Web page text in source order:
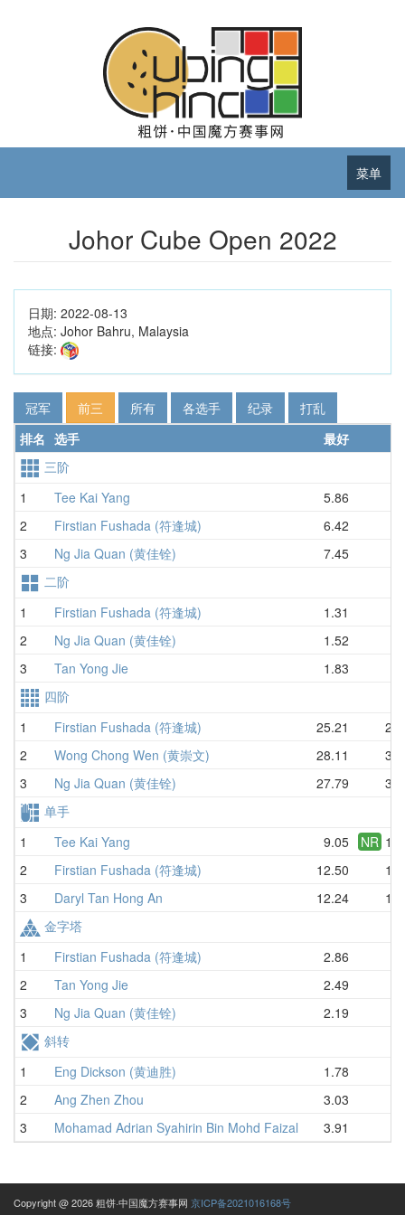
菜单
Johor Cube Open 2022
日期: 2022-08-13
地点: Johor Bahru, Malaysia
链接:
冠军 前三 所有 各选手 纪录
打乱
排名 选手 最好
三阶
1
Tee Kai Yang 5.86
2
Firstian Fushada (符逢城) 6.42
3
Ng Jia Quan (黄佳铨) 7.45
二阶
1
Firstian Fushada (符逢城) 1.31
2
Ng Jia Quan (黄佳铨) 1.52
3
Tan Yong Jie 1.83
四阶
1
Firstian Fushada (符逢城) 25.21
2
Wong Chong Wen (黄崇文) 28.11
3
Ng Jia Quan (黄佳铨) 27.79
单手
1
Tee Kai Yang 9.05 NR
2
Firstian Fushada (符逢城) 12.50
3
Daryl Tan Hong An 12.24
金字塔
1
Firstian Fushada (符逢城) 2.86
2
Tan Yong Jie 2.49
3
Ng Jia Quan (黄佳铨) 2.19
斜转
1
Eng Dickson (黄迪胜) 1.78
2
Ang Zhen Zhou 3.03
3
Mohamad Adrian Syahirin Bin Mohd Faizal 3.91
Copyright @ 2026 粗饼·中国魔方赛事网 京ICP备2021016168号